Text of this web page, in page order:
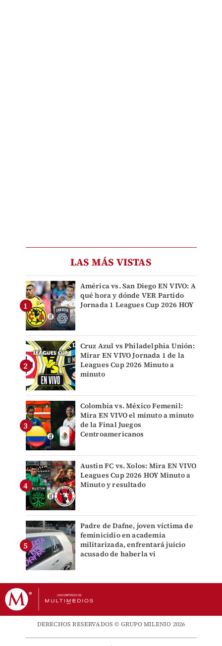
LAS MÁS VISTAS
América vs. San Diego EN VIVO: A
qué hora y dónde VER Partido
Jornada 1 Leagues Cup 2026 HOY
Cruz Azul vs Philadelphia Unión:
Mirar EN VIVO Jornada 1 de la
Leagues Cup 2026 Minuto a
minuto
Colombia vs. México Femenil:
Mira EN VIVO el minuto a minuto
de la Final Juegos
Centroamericanos
Austin FC vs. Xolos: Mira EN VIVO
Leagues Cup 2026 HOY Minuto a
Minuto y resultado
Padre de Dafne, joven víctima de
feminicidio en academia
militarizada, enfrentará juicio
acusado de haberla vi
DERECHOS RESERVADOS © GRUPO MILENIO 2026